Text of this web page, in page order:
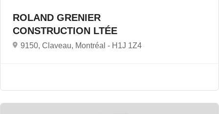
ROLAND GRENIER
CONSTRUCTION LTÉE
9150, Claveau, Montréal - H1J 1Z4